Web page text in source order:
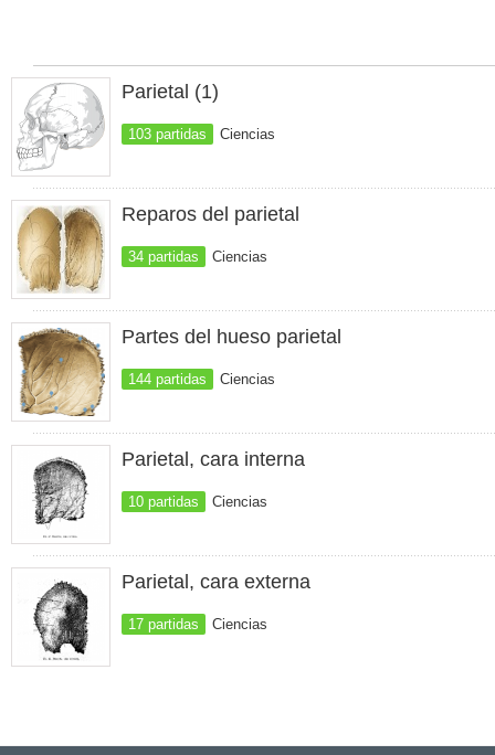
Parietal (1)
103 partidas Ciencias
Reparos del parietal
34 partidas Ciencias
Partes del hueso parietal
144 partidas Ciencias
Parietal, cara interna
10 partidas Ciencias
Parietal, cara externa
17 partidas Ciencias